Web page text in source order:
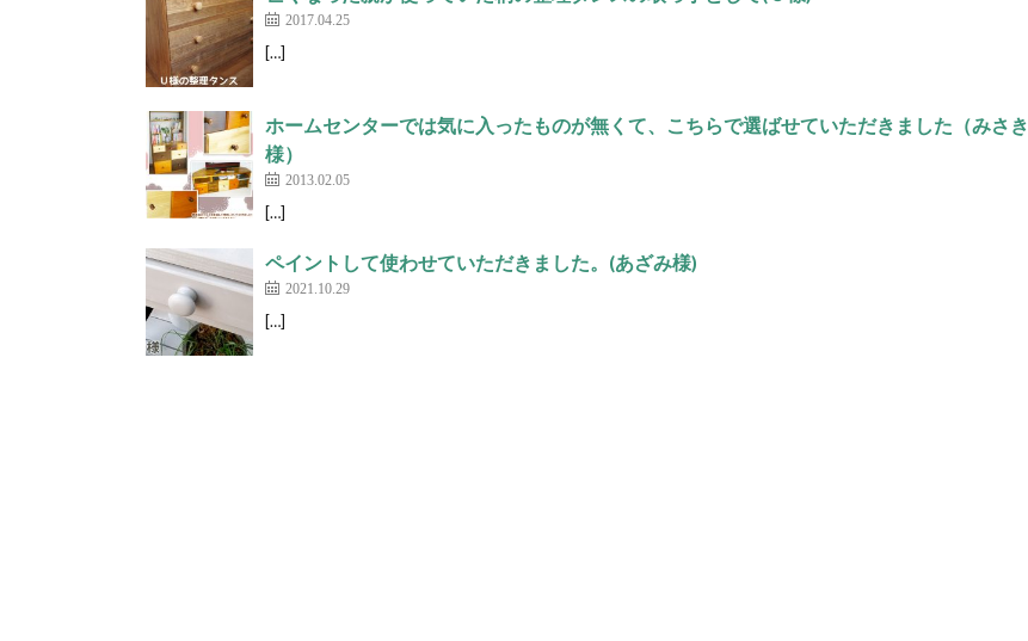
2017.04.25
[…]
ホームセンターでは気に入ったものが無くて、こちらで選ばせていただきました（みさき
様）
2013.02.05
[…]
ペイントして使わせていただきました。(あざみ様)
2021.10.29
[…]